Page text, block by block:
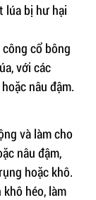
lúa bị hư hại
cổ bông
với các
nâu đậm.
và làm cho
nâu đậm,
hoặc khô.
héo, làm